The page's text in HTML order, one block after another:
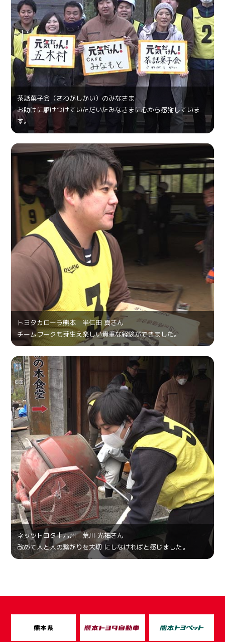
茶話菓⼦会（さわがしかい）のみなさま
お助けに駆けつけていただいたみなさまに心から感謝していま
す。
トヨタカローラ熊本 半仁田 真さん
チームワークも芽生え楽しい貴重な経験ができました。
ネッツトヨタ中九州 荒川 光祐さん
改めて人と人の繋がりを大切 にしなければと感じました。